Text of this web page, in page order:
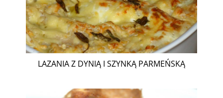
LAZANIA Z DYNIĄ I SZYNKĄ PARMEŃSKĄ